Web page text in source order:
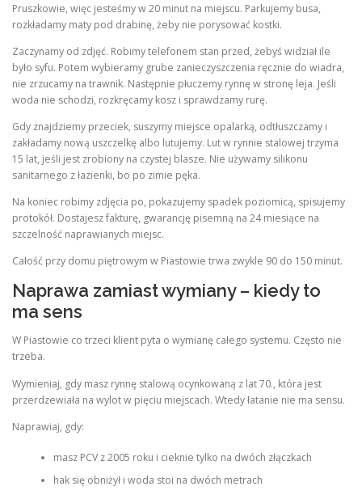
Pruszkowie, więc jesteśmy w 20 minut na miejscu. Parkujemy busa,
rozkładamy maty pod drabinę, żeby nie porysować kostki.
Zaczynamy od zdjęć. Robimy telefonem stan przed, żebyś widział ile
było syfu. Potem wybieramy grube zanieczyszczenia ręcznie do wiadra,
nie zrzucamy na trawnik. Następnie płuczemy rynnę w stronę leja. Jeśli
woda nie schodzi, rozkręcamy kosz i sprawdzamy rurę.
Gdy znajdziemy przeciek, suszymy miejsce opalarką, odtłuszczamy i
zakładamy nową uszczelkę albo lutujemy. Lut w rynnie stalowej trzyma
15 lat, jeśli jest zrobiony na czystej blasze. Nie używamy silikonu
sanitarnego z łazienki, bo po zimie pęka.
Na koniec robimy zdjęcia po, pokazujemy spadek poziomicą, spisujemy
protokół. Dostajesz fakturę, gwarancję pisemną na 24 miesiące na
szczelność naprawianych miejsc.
Całość przy domu piętrowym w Piastowie trwa zwykle 90 do 150 minut.
Naprawa zamiast wymiany – kiedy to
ma sens
W Piastowie co trzeci klient pyta o wymianę całego systemu. Często nie
trzeba.
Wymieniaj, gdy masz rynnę stalową ocynkowaną z lat 70., która jest
przerdzewiała na wylot w pięciu miejscach. Wtedy łatanie nie ma sensu.
Naprawiaj, gdy:
masz PCV z 2005 roku i cieknie tylko na dwóch złączkach
hak się obniżył i woda stoi na dwóch metrach